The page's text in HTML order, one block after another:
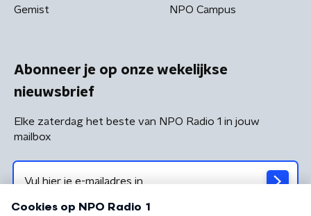
Gemist NPO Campus
Abonneer je op onze wekelijkse
nieuwsbrief
Elke zaterdag het beste van NPO Radio 1 in jouw
mailbox